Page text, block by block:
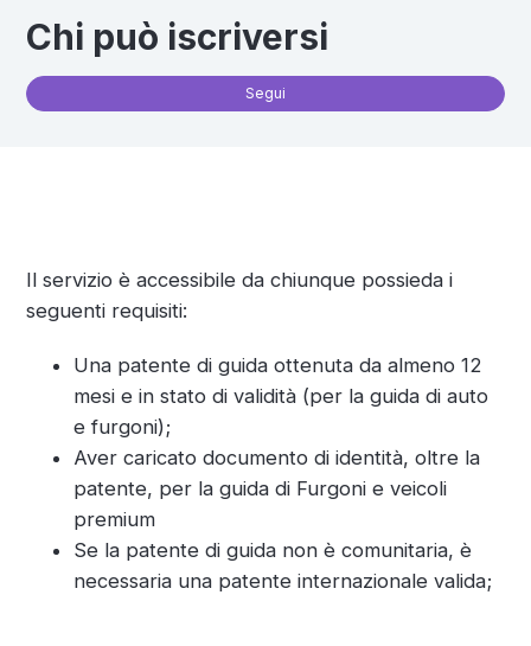
Chi può iscriversi
Segui
Il servizio è accessibile da chiunque possieda i
seguenti requisiti:
Una patente di guida ottenuta da almeno 12
mesi e in stato di validità (per la guida di auto
e furgoni);
Aver caricato documento di identità, oltre la
patente, per la guida di Furgoni e veicoli
premium
Se la patente di guida non è comunitaria, è
necessaria una patente internazionale valida;